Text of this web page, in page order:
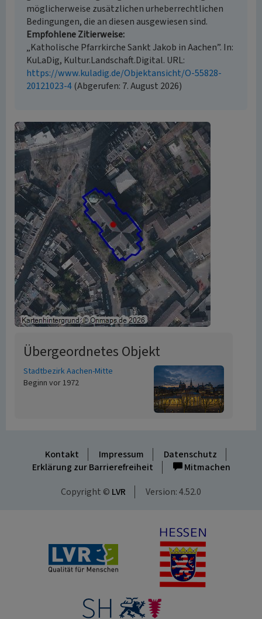
möglicherweise zusätzlichen urheberrechtlichen
Bedingungen, die an diesen ausgewiesen sind.
Empfohlene Zitierweise
„Katholische Pfarrkirche Sankt Jakob in Aachen”. In:
KuLaDig, Kultur.Landschaft.Digital. URL:
https://www.kuladig.de/Objektansicht/O-55828-
20121023-4(Abgerufen: 7. August 2026)
Übergeordnetes Objekt
Stadtbezirk Aachen-Mitte
Beginn vor 1972
Kontakt Impressum
Datenschutz
Erklärung zur Barrierefreiheit
Mitmachen
Copyright © LVR Version: 4.52.0